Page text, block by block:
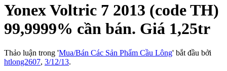
Yonex Voltric 7 2013 (code TH)
99,9999% cần bán. Giá 1,25tr
Thảo luận trong 'Mua/Bán Các Sản Phẩm Cầu Lông' bắt đầu bởi
htlong2607, 3/12/13.